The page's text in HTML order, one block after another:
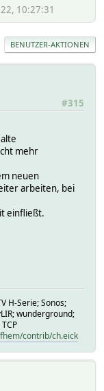
10:27:31
BENUTZER-AKTIONEN
#315
mehr
neuen
arbeiten, bei
einfließt.
H-Serie; Sonos;
wunderground;
contrib/ch.eick